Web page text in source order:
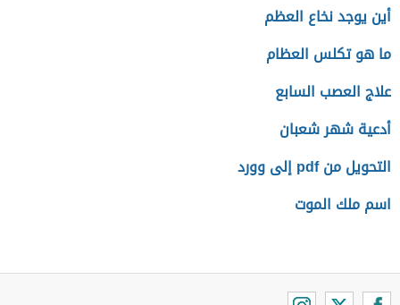
أين يوجد نخاع العظم
ما هو تكلس العظام
علاج العصب السابع
أدعية شهر شعبان
التحويل من pdf إلى وورد
اسم ملك الموت